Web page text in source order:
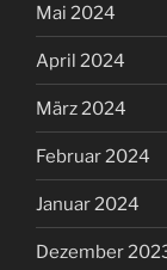
Mai 2024
April 2024
März 2024
Februar 2024
Januar 2024
Dezember